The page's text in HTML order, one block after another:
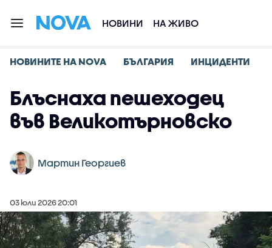
НОВИНИ НА ЖИВО
НОВИНИТЕ НА NOVA БЪЛГАРИЯ ИНЦИДЕНТИ
Блъснаха пешеходец
във Великотърновско
Мартин Георгиев
03 юли 2026 20:01